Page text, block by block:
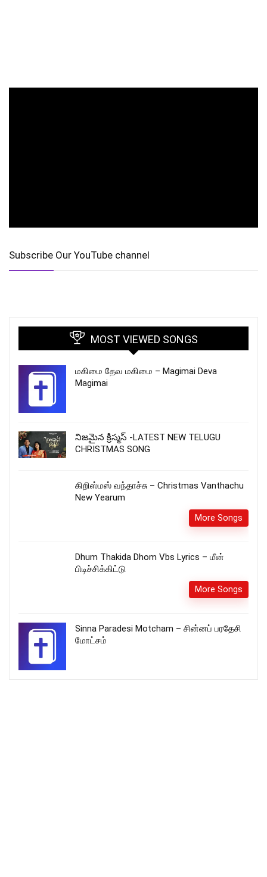
Subscribe Our YouTube channel
MOST VIEWED SONGS
மகிமை தேவ மகிமை – Magimai Deva
Magimai
నిజమైన క్రిస్మస్ -LATEST NEW TELUGU
CHRISTMAS SONG
கிறிஸ்மஸ் வந்தாச்சு – Christmas Vanthachu
New Yearum
More Songs
Dhum Thakida Dhom Vbs Lyrics – மீன்
பிடிச்சிக்கிட்டு
More Songs
Sinna Paradesi Motcham – சின்னப் பரதேசி
மோட்சம்